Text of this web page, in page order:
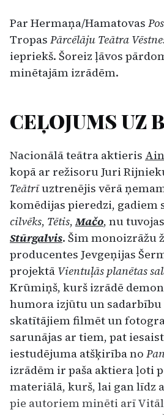
Par Hermaņa/Hamatovas
Tropas Pārcēlāju Teātra
iepriekš. Šoreiz ļāvos
minētajām izrādēm.
CEĻOJUMS UZ
Nacionālā teātra aktieris
kopā ar režisoru Juri
Teātrīuztrenējis vērā
komēdijas pieredzi, gadiem
cilvēks, Tētis,Mačo, nu
Stūrgalvis. Šim monoizrāžu
producentes Jevgeņijas
projektā Vientuļās planētas
Krūmiņš, kurš izrādē
humora izjūtu un sadarbību
skatītājiem filmēt un
sarunājas ar tiem, pat
iestudējuma atšķirība no
izrādēm ir paša aktiera ļoti
materiālā, kurš, lai gan līdz
pie autoriem minēti arī